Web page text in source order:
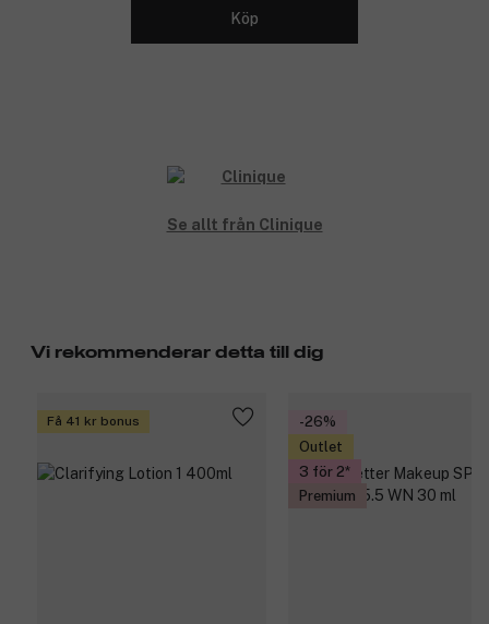
Köp
Se allt från Clinique
Vi rekommenderar detta till dig
Få 41 kr bonus
-26%
Outlet
3 för 2
Premium